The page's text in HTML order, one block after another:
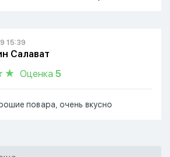
15:39
Салават
Оценка 5
повара, очень вкусно